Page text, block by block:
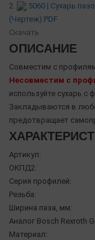
2.
5060 | Сухарь
(Чертеж).PDF
Скачать
ОПИСАНИЕ
Совместим с
Несовместим с
используйте сухарь с
Закладываются в
предотвращает
Артикул:
ОКПД2:
Серия профилей:
Резьба:
Ширина паза, мм:
Аналог Bosch Rexroth
Материал: